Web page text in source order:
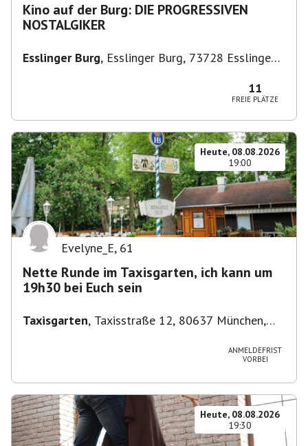
Kino auf der Burg: DIE PROGRESSIVEN
NOSTALGIKER
Esslinger Burg, Esslinger Burg, 73728 Esslingen
11
FREIE PLÄTZE
Heute, 08.08.2026
19:00
Evelyne_E, 61
Nette Runde im Taxisgarten, ich kann um
19h30 bei Euch sein
Taxisgarten, Taxisstraße 12, 80637 München,
ANMELDEFRIST
VORBEI
Heute, 08.08.2026
19:30